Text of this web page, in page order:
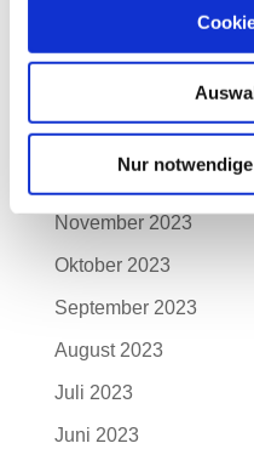
Nur
März 2024
Januar 2024
November 2023
Oktober 2023
September 2023
August 2023
Juli 2023
Juni 2023